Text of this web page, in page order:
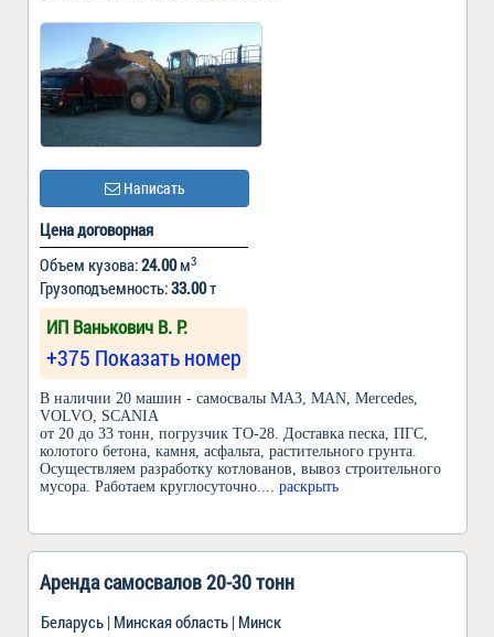
Написать
Цена договорная
Объем кузова:24.00м3
Грузоподъемность:33.00т
ИП Ванькович В. Р.
+375 Показать номер
В наличии 20 машин - самосвалы МАЗ, MAN, Mercedes,
VOLVO, SCANIA
от 20 до 33 тонн, погрузчик ТО-28. Доставка песка, ПГС,
колотого бетона, камня, асфальта, растительного грунта.
Осуществляем разработку котлованов, вывоз строительного
мусора. Работаем круглосуточно.... раскрыть
Аренда самосвалов 20-30 тонн
Беларусь | Минская область | Минск